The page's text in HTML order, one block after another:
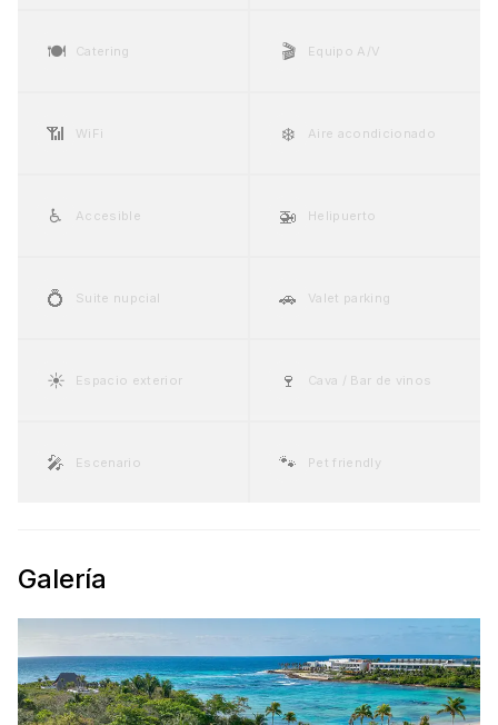
🍽️ Catering 🎬 Equipo A/V
📶 WiFi ❄️ Aire acondicionado
♿ Accesible 🚁 Helipuerto
💍 Suite nupcial 🚗 Valet parking
☀️ Espacio exterior 🍷 Cava / Bar de vinos
🎤 Escenario 🐾 Pet friendly
Galería